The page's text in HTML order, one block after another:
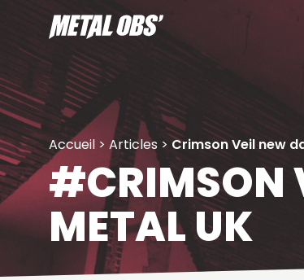
contenu
Accueil > Articles > Crimson Veil new
#CRIMSON
METAL UK